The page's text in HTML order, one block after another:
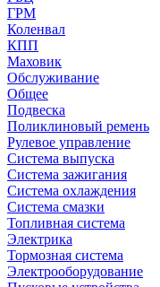
ГРМ
Коленвал
КПП
Маховик
Обслуживание
Общее
Подвеска
Поликлиновый ремень
Рулевое управление
Система выпуска
Система зажигания
Система охлаждения
Система смазки
Топливная система
Электрика
Тормозная система
Электрооборудование